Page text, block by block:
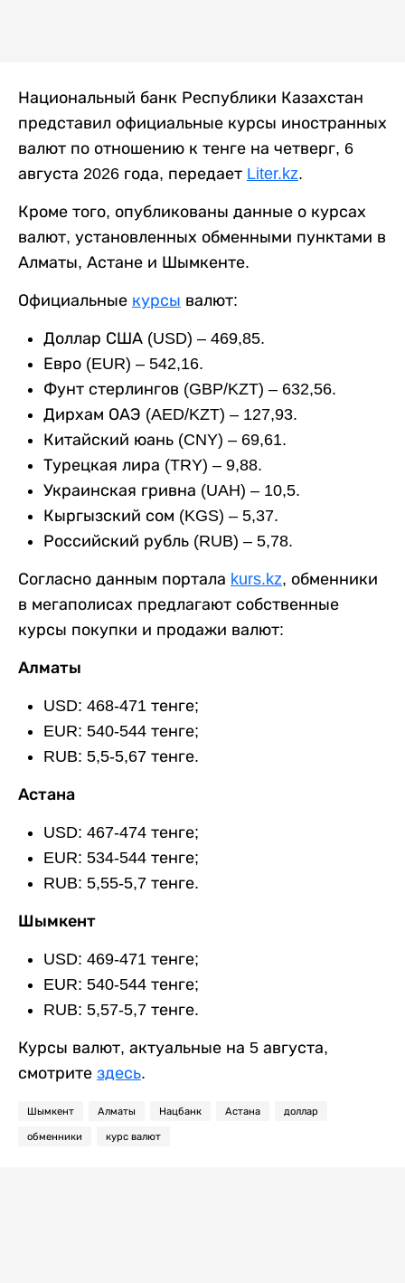
Национальный банк Республики Казахстан
представил официальные курсы иностранных
валют по отношению к тенге на четверг, 6
августа 2026 года, передает Liter.kz.
Кроме того, опубликованы данные о курсах
валют, установленных обменными пунктами в
Алматы, Астане и Шымкенте.
Официальные курсы валют:
Доллар США (USD) – 469,85.
Евро (EUR) – 542,16.
Фунт стерлингов (GBP/KZT) – 632,56.
Дирхам ОАЭ (AED/KZT) – 127,93.
Китайский юань (CNY) – 69,61.
Турецкая лира (TRY) – 9,88.
Украинская гривна (UAH) – 10,5.
Кыргызский сом (KGS) – 5,37.
Российский рубль (RUB) – 5,78.
Согласно данным портала kurs.kz, обменники
в мегаполисах предлагают собственные
курсы покупки и продажи валют:
Алматы
USD: 468-471 тенге;
EUR: 540-544 тенге;
RUB: 5,5-5,67 тенге.
Астана
USD: 467-474 тенге;
EUR: 534-544 тенге;
RUB: 5,55-5,7 тенге.
Шымкент
USD: 469-471 тенге;
EUR: 540-544 тенге;
RUB: 5,57-5,7 тенге.
Курсы валют, актуальные на 5 августа,
смотрите здесь.
Шымкент Алматы Нацбанк Астана доллар
обменники курс валют